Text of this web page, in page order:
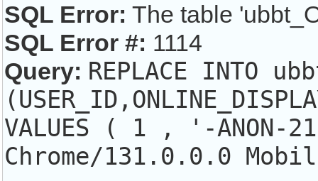
SQL Error: The table
SQL Error #: 1114
Query: REPLACE INTO
VALUES ( 1 , '-
Chrome/131.0.0.0